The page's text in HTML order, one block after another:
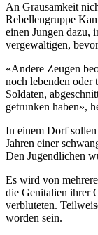
An Grausamkeit
Rebellengruppe
einen Jungen dazu,
vergewaltigen,
«Andere Zeugen
noch lebenden oder
Soldaten,
getrunken haben»,
In einem Dorf
Jahren einer
Den Jugendlichen
Es wird von
die Genitalien ihrer
verbluteten.
worden sein.